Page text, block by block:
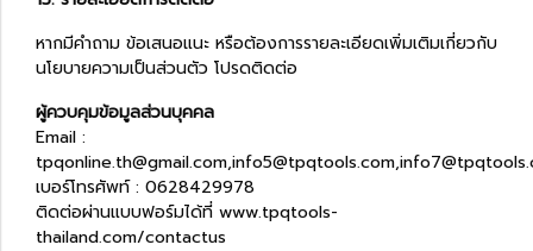
หากมีคำถาม ข้อเสนอแนะ หรือต้องการรายละเอียดเพิ่มเติมเกี่ยวกับ
นโยบายความเป็นส่วนตัว โปรดติดต่อ
ผู้ควบคุมข้อมูลส่วนบุคคล
Email :
เบอร์โทรศัพท์ : 0628429978
ติดต่อผ่านแบบฟอร์มได้ที่ www.tpqtools-
thailand.com/contactus